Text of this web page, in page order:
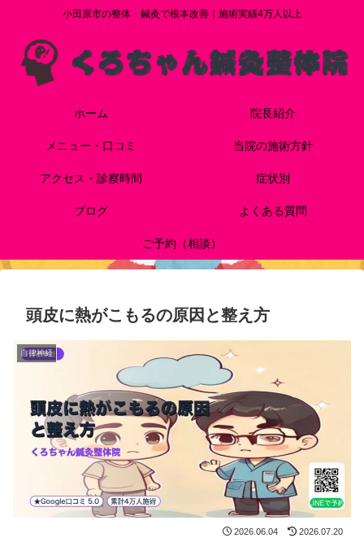
小田原市の整体・鍼灸で根本改善｜施術実績4万人以上
ホーム 院長紹介
メニュー・口コミ 当院の施術方針
アクセス・診察時間 症状別
ブログ よくある質問
ご予約（相談）
頭皮に熱がこもるの原因と整え方
自律神経
2026.06.04 2026.07.20